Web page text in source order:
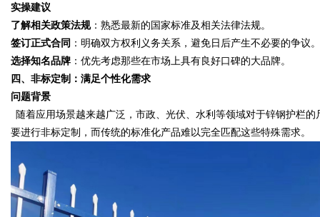
实操建议
了解相关政策法规：熟悉最新的国家标准及相关法律法规。
签订正式合同 ：明确双方权利义务关系，避免日后产生不必要的争议。
选择知名品牌 ：优先考虑那些在市场上具有良好口碑的大品牌。
四、非标定制：满足个性化需求
问题背景
随着应用场景越来越广泛，市政、光伏、水利等领域对于锌钢护栏
要进行非标定制，而传统的标准化产品难以完全匹配这些特殊需求。